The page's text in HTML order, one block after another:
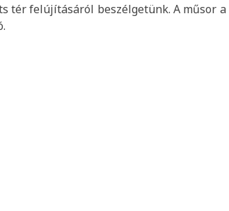
tér felújításáról beszélgetünk. A műsor a